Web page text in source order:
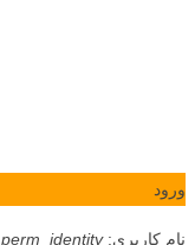
ورود
نام کاربری:perm_identity